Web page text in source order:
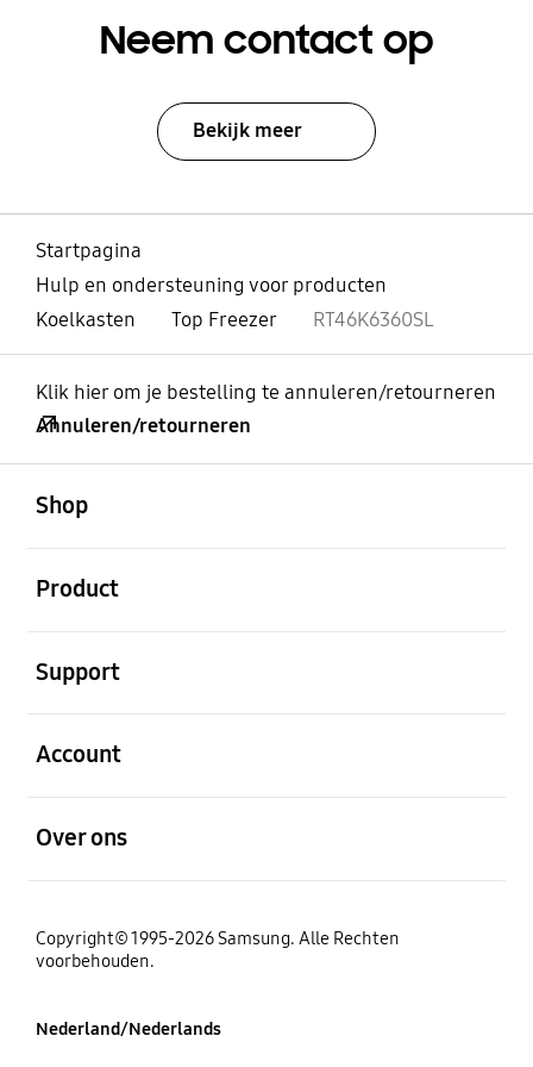
Neem contact op
Bekijk meer
Startpagina
Hulp en ondersteuning voor producten
Koelkasten
Top Freezer RT46K6360SL
Klik hier om je bestelling te annuleren/retourneren
Annuleren/retourneren
Shop
Product
Support
Account
Over ons
Copyright© 1995-2026 Samsung. Alle Rechten
voorbehouden.
Nederland/Nederlands